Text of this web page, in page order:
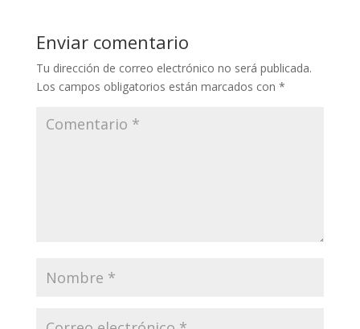
Enviar comentario
Tu dirección de correo electrónico no será publicada.
Los campos obligatorios están marcados con *